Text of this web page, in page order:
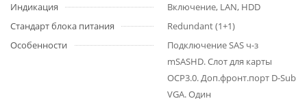
Индикация
Включение, LAN, HDD
Стандарт блока питания
Redundant (1+1)
Особенности
Подключение SAS ч-з
mSASHD. Слот для карты
OCP3.0. Доп.фронт.порт D-Sub
VGA. Один